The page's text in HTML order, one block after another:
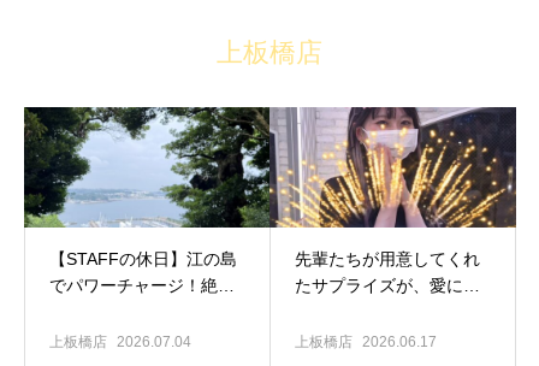
上板橋店
​【STAFFの休日】江の島
でパワーチャージ！絶品
喫した充実の1日をお届け
上板橋店 2026.07.04
先輩たちが用意してくれ
たサプライズが、愛に溢
上板橋店 2026.06.17